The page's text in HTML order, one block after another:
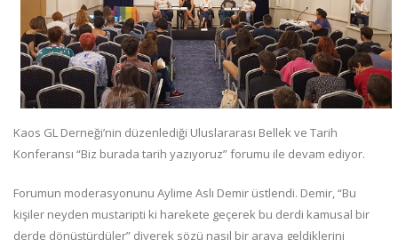
Kaos GL Derneği’nin düzenlediği Uluslararası Bellek ve Tarih
Konferansı “Biz burada tarih yazıyoruz” forumu ile devam ediyor.
Forumun moderasyonunu Aylime Aslı Demir üstlendi. Demir, “Bu
kişiler neyden mustaripti ki harekete geçerek bu derdi kamusal bir
derde dönüştürdüler” diyerek sözü nasıl bir araya geldiklerini